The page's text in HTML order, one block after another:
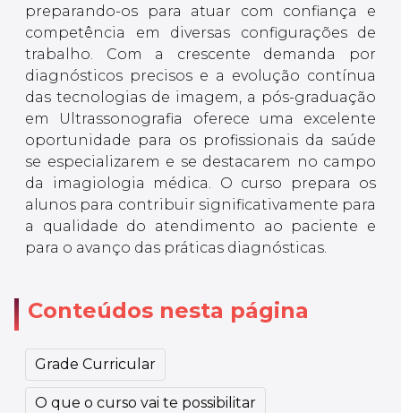
preparando-os para atuar com confiança e
competência em diversas configurações de
trabalho. Com a crescente demanda por
diagnósticos precisos e a evolução contínua
das tecnologias de imagem, a pós-graduação
em Ultrassonografia oferece uma excelente
oportunidade para os profissionais da saúde
se especializarem e se destacarem no campo
da imagiologia médica. O curso prepara os
alunos para contribuir significativamente para
a qualidade do atendimento ao paciente e
para o avanço das práticas diagnósticas.
Conteúdos nesta página
Grade Curricular
O que o curso vai te possibilitar